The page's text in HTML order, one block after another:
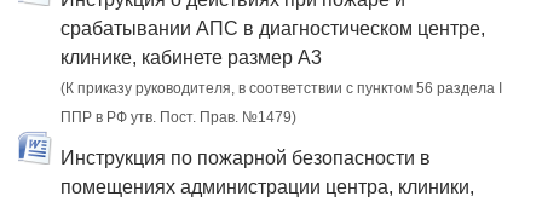
срабатывании АПС в диагностическом центре,
клинике, кабинете размер А3
(К приказу руководителя, в соответствии с пунктом 56 раздела I
ППР в РФ утв. Пост. Прав. №1479)
Инструкция по пожарной безопасности в
помещениях администрации центра, клиники,